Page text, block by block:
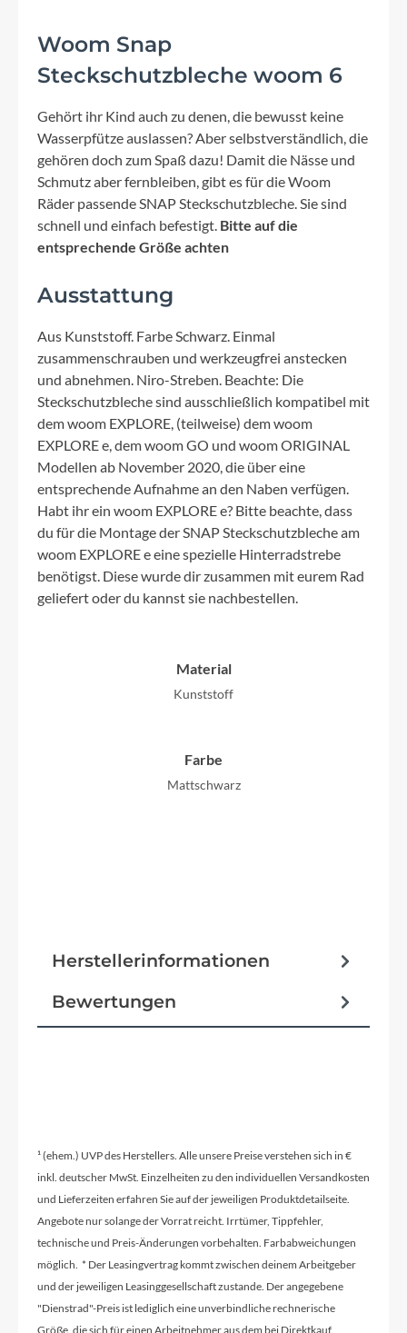
Woom Snap
Steckschutzbleche woom 6
Gehört ihr Kind auch zu denen, die bewusst keine
Wasserpfütze auslassen? Aber selbstverständlich, die
gehören doch zum Spaß dazu! Damit die Nässe und
Schmutz aber fernbleiben, gibt es für die Woom
Räder passende SNAP Steckschutzbleche. Sie sind
schnell und einfach befestigt. Bitte auf die
entsprechende Größe achten
Ausstattung
Aus Kunststoff. Farbe Schwarz. Einmal
zusammenschrauben und werkzeugfrei anstecken
und abnehmen. Niro-Streben. Beachte: Die
Steckschutzbleche sind ausschließlich kompatibel mit
dem woom EXPLORE, (teilweise) dem woom
EXPLORE e, dem woom GO und woom ORIGINAL
Modellen ab November 2020, die über eine
entsprechende Aufnahme an den Naben verfügen.
Habt ihr ein woom EXPLORE e? Bitte beachte, dass
du für die Montage der SNAP Steckschutzbleche am
woom EXPLORE e eine spezielle Hinterradstrebe
benötigst. Diese wurde dir zusammen mit eurem Rad
geliefert oder du kannst sie nachbestellen.
Material
Kunststoff
Farbe
Mattschwarz
Herstellerinformationen
Bewertungen
¹ (ehem.) UVP des Herstellers. Alle unsere Preise verstehen sich in €
inkl. deutscher MwSt. Einzelheiten zu den individuellen Versandkosten
und Lieferzeiten erfahren Sie auf der jeweiligen Produktdetailseite.
Angebote nur solange der Vorrat reicht. Irrtümer, Tippfehler,
technische und Preis-Änderungen vorbehalten. Farbabweichungen
möglich. * Der Leasingvertrag kommt zwischen deinem Arbeitgeber
und der jeweiligen Leasinggesellschaft zustande. Der angegebene
"Dienstrad"-Preis ist lediglich eine unverbindliche rechnerische
Größe, die sich für einen Arbeitnehmer aus dem bei Direktkauf